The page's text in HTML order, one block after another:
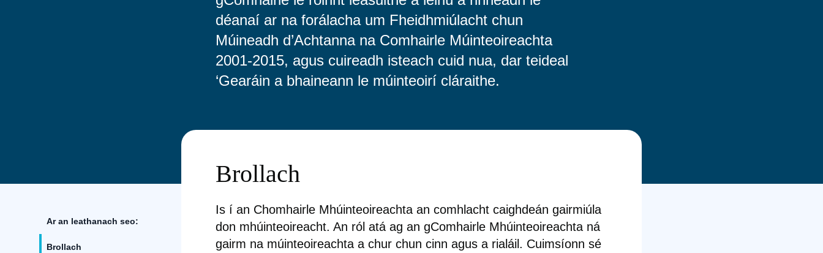
déanaí ar na forálacha um Fheidhmiúlacht chun
Múineadh d’Achtanna na Comhairle Múinteoireachta
2001-2015, agus cuireadh isteach cuid nua, dar teideal
‘Gearáin a bhaineann le múinteoirí cláraithe.
Ar an leathanach seo:
Brollach
Brollach
Is í an Chomhairle Mhúinteoireachta an comhlacht caighdeán gairmiúla
don mhúinteoireacht. An ról atá ag an gComhairle Mhúinteoireachta ná
gairm na múinteoireachta a chur chun cinn agus a rialáil. Cuimsíonn sé